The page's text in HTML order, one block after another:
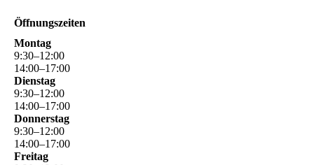
Öffnungszeiten
Montag
9:30–12:00
14:00–17:00
Dienstag
9:30–12:00
14:00–17:00
Donnerstag
9:30–12:00
14:00–17:00
Freitag